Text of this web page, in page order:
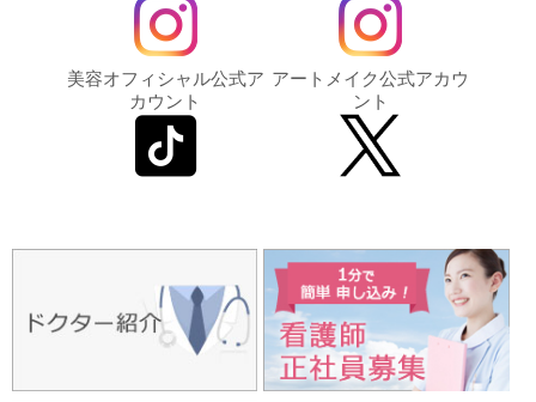
美容オフィシャル公式ア
カウント
アートメイク公式アカウ
ント